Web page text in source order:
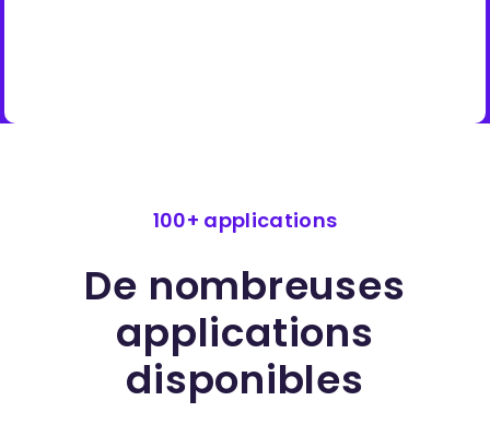
100+ applications
De nombreuses
applications
disponibles